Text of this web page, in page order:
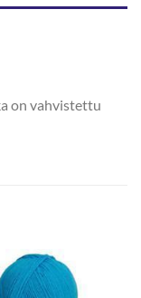
on vahvistettu